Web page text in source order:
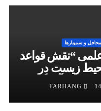
محافل و سمینارها
علمی “نقش قواعد
زیست در
FARHANG